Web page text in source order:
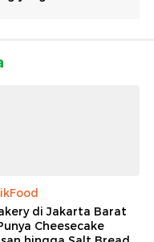
di Jakarta Barat
Cheesecake